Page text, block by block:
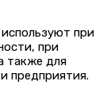
при
при
также для
предприятия.